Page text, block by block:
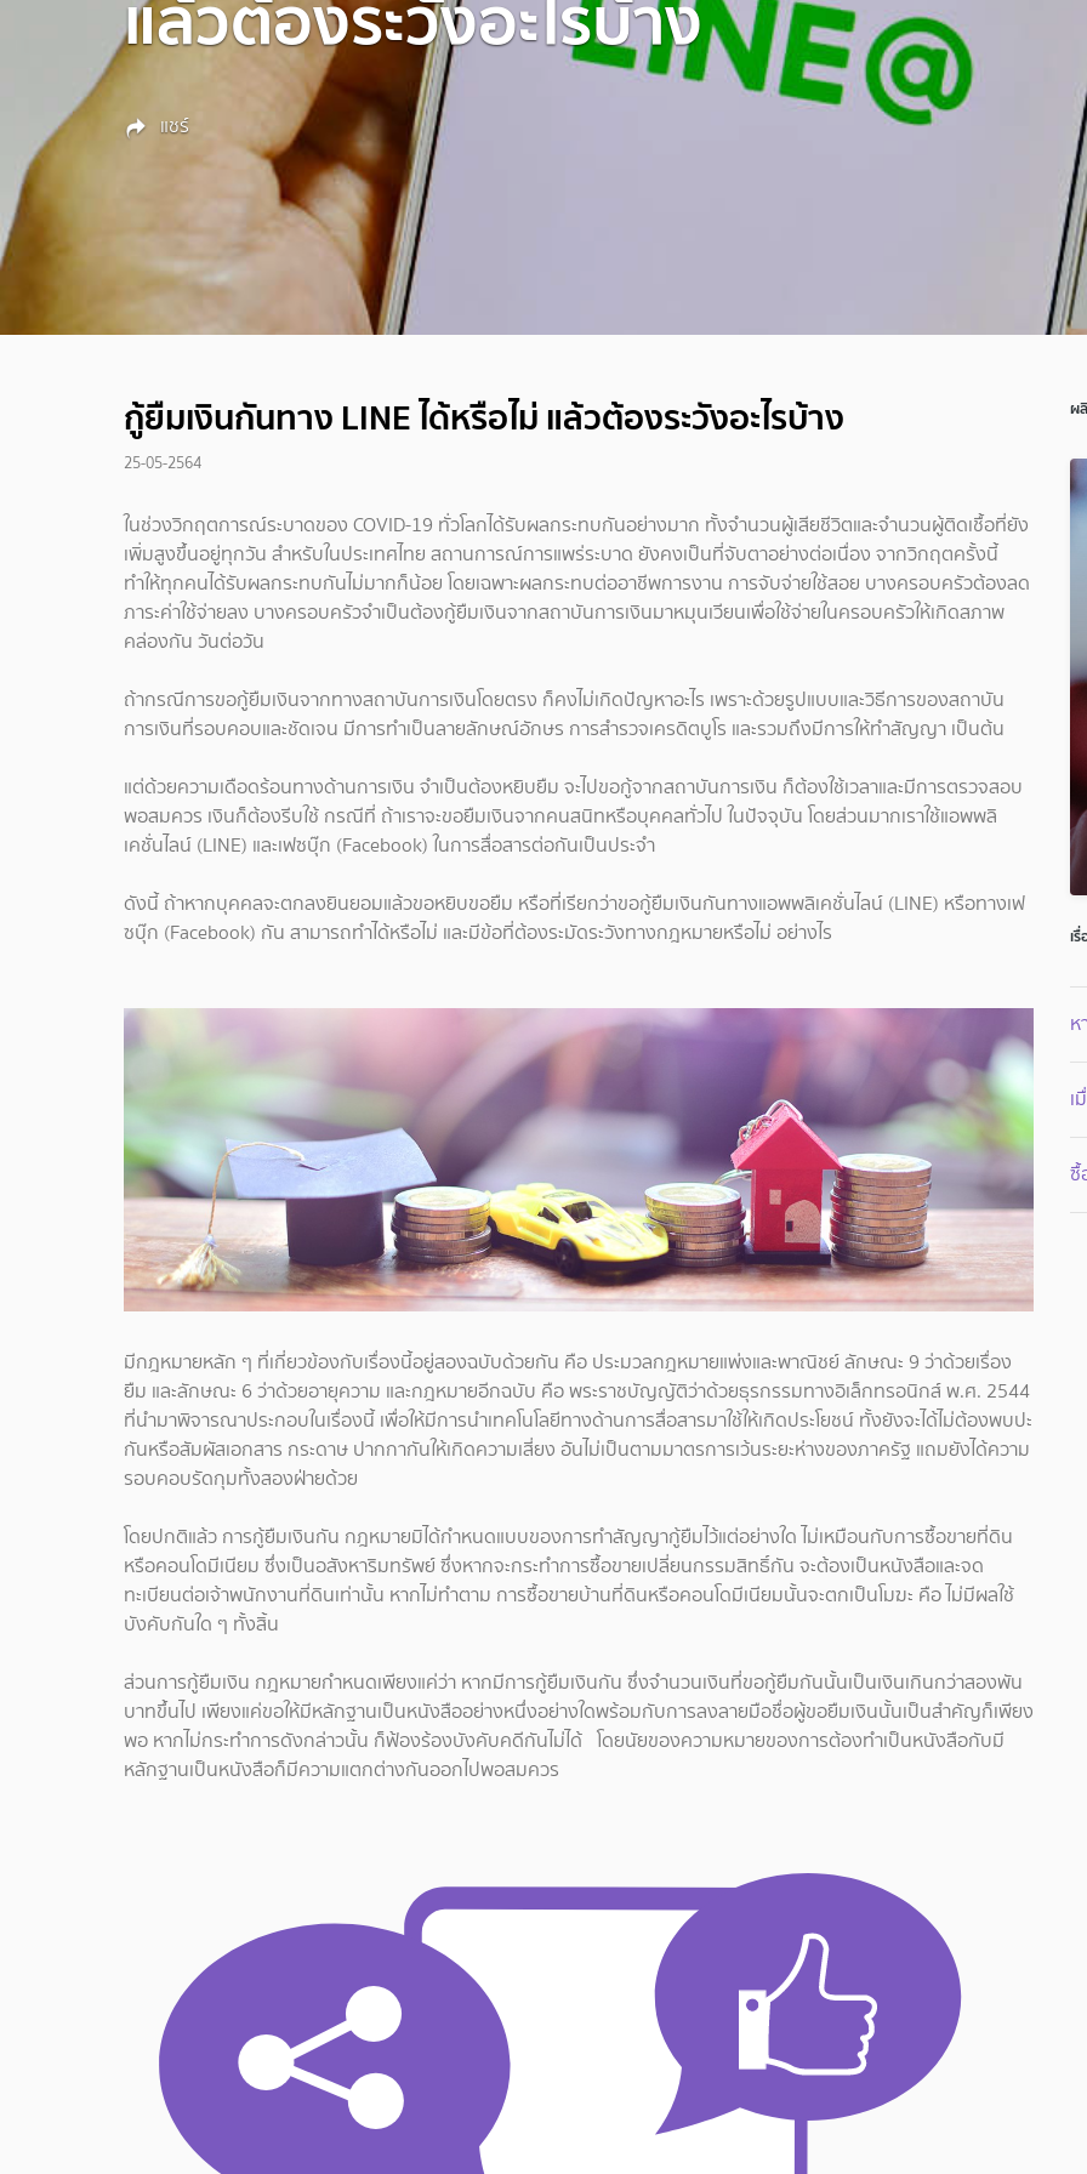
แชร์
กู้ยืมเงินกันทาง LINE ได้หรือไม่ แล้วต้องระวังอะไรบ้าง
25-05-2564
ในช่วงวิกฤตการณ์ระบาดของ COVID-19 ทั่วโลกได้รับผลกระทบกันอย่างมาก ทั้งจำนวนผู้เสียชีวิตและจำนวนผู้ติดเชื้อที่ยัง
เพิ่มสูงขึ้นอยู่ทุกวัน สำหรับในประเทศไทย สถานการณ์การแพร่ระบาด ยังคงเป็นที่จับตาอย่างต่อเนื่อง จากวิกฤตครั้งนี้
ทำให้ทุกคนได้รับผลกระทบกันไม่มากก็น้อย โดยเฉพาะผลกระทบต่ออาชีพการงาน การจับจ่ายใช้สอย บางครอบครัวต้องลด
ภาระค่าใช้จ่ายลง บางครอบครัวจำเป็นต้องกู้ยืมเงินจากสถาบันการเงินมาหมุนเวียนเพื่อใช้จ่ายในครอบครัวให้เกิดสภาพ
คล่องกัน วันต่อวัน
ถ้ากรณีการขอกู้ยืมเงินจากทางสถาบันการเงินโดยตรง ก็คงไม่เกิดปัญหาอะไร เพราะด้วยรูปแบบและวิธีการของสถาบัน
การเงินที่รอบคอบและชัดเจน มีการทำเป็นลายลักษณ์อักษร การสำรวจเครดิตบูโร และรวมถึงมีการให้ทำสัญญา เป็นต้น
แต่ด้วยความเดือดร้อนทางด้านการเงิน จำเป็นต้องหยิบยืม จะไปขอกู้จากสถาบันการเงิน ก็ต้องใช้เวลาและมีการตรวจสอบ
พอสมควร เงินก็ต้องรีบใช้ กรณีที่ ถ้าเราจะขอยืมเงินจากคนสนิทหรือบุคคลทั่วไป ในปัจจุบัน โดยส่วนมากเราใช้แอพพลิ
เคชั่นไลน์ (LINE) และเฟซบุ๊ก (Facebook) ในการสื่อสารต่อกันเป็นประจำ
ดังนี้ ถ้าหากบุคคลจะตกลงยินยอมแล้วขอหยิบขอยืม หรือที่เรียกว่าขอกู้ยืมเงินกันทางแอพพลิเคชั่นไลน์ (LINE) หรือทางเฟ
ซบุ๊ก (Facebook) กัน สามารถทำได้หรือไม่ และมีข้อที่ต้องระมัดระวังทางกฎหมายหรือไม่ อย่างไร
มีกฎหมายหลัก ๆ ที่เกี่ยวข้องกับเรื่องนี้อยู่สองฉบับด้วยกัน คือ ประมวลกฎหมายแพ่งและพาณิชย์ ลักษณะ 9 ว่าด้วยเรื่อง
ยืม และลักษณะ 6 ว่าด้วยอายุความ และกฎหมายอีกฉบับ คือ พระราชบัญญัติว่าด้วยธุรกรรมทางอิเล็กทรอนิกส์ พ.ศ. 2544
ที่นำมาพิจารณาประกอบในเรื่องนี้ เพื่อให้มีการนำเทคโนโลยีทางด้านการสื่อสารมาใช้ให้เกิดประโยชน์ ทั้งยังจะได้ไม่ต้องพบปะ
กันหรือสัมผัสเอกสาร กระดาษ ปากกากันให้เกิดความเสี่ยง อันไม่เป็นตามมาตรการเว้นระยะห่างของภาครัฐ แถมยังได้ความ
รอบคอบรัดกุมทั้งสองฝ่ายด้วย
โดยปกติแล้ว การกู้ยืมเงินกัน กฎหมายมิได้กำหนดแบบของการทำสัญญากู้ยืมไว้แต่อย่างใด ไม่เหมือนกับการซื้อขายที่ดิน
หรือคอนโดมีเนียม ซึ่งเป็นอสังหาริมทรัพย์ ซึ่งหากจะกระทำการซื้อขายเปลี่ยนกรรมสิทธิ์กัน จะต้องเป็นหนังสือและจด
ทะเบียนต่อเจ้าพนักงานที่ดินเท่านั้น หากไม่ทำตาม การซื้อขายบ้านที่ดินหรือคอนโดมีเนียมนั้นจะตกเป็นโมฆะ คือ ไม่มีผลใช้
บังคับกันใด ๆ ทั้งสิ้น
ส่วนการกู้ยืมเงิน กฎหมายกำหนดเพียงแค่ว่า หากมีการกู้ยืมเงินกัน ซึ่งจำนวนเงินที่ขอกู้ยืมกันนั้นเป็นเงินเกินกว่าสองพัน
บาทขึ้นไป เพียงแค่ขอให้มีหลักฐานเป็นหนังสืออย่างหนึ่งอย่างใดพร้อมกับการลงลายมือชื่อผู้ขอยืมเงินนั้นเป็นสำคัญก็เพียง
พอ หากไม่กระทำการดังกล่าวนั้น ก็ฟ้องร้องบังคับคดีกันไม่ได้ โดยนัยของความหมายของการต้องทำเป็นหนังสือกับมี
หลักฐานเป็นหนังสือก็มีความแตกต่างกันออกไปพอสมควร
ผ
เ
ห
เ
ซื้